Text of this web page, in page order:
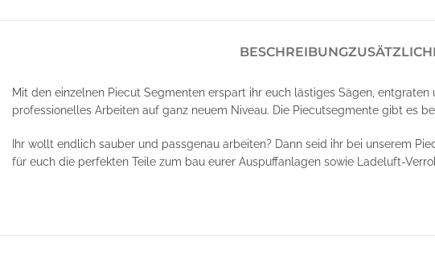
BESCHREIBUNG
Mit den einzelnen Piecut Segmenten erspart ihr euch lästiges Sägen,
professionelles Arbeiten auf ganz neuem Niveau. Die Piecutsegmente gibt es
Ihr wollt endlich sauber und passgenau arbeiten? Dann seid ihr bei unserem
für euch die perfekten Teile zum bau eurer Auspuffanlagen sowie Ladeluft-